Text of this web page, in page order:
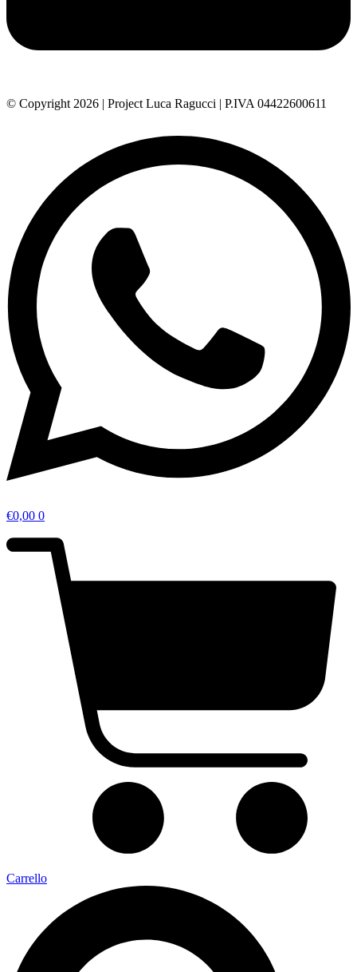
© Copyright 2026 | Project Luca Ragucci | P.IVA 04422600611
€0,00 0
Carrello